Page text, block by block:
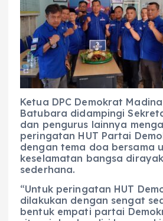
Ketua DPC Demokrat
Batubara didampingi
dan pengurus lainnya
peringatan HUT Partai
dengan tema doa bersama
keselamatan bangsa
sederhana.
“Untuk peringatan HUT
dilakukan dengan sengat
bentuk empati partai